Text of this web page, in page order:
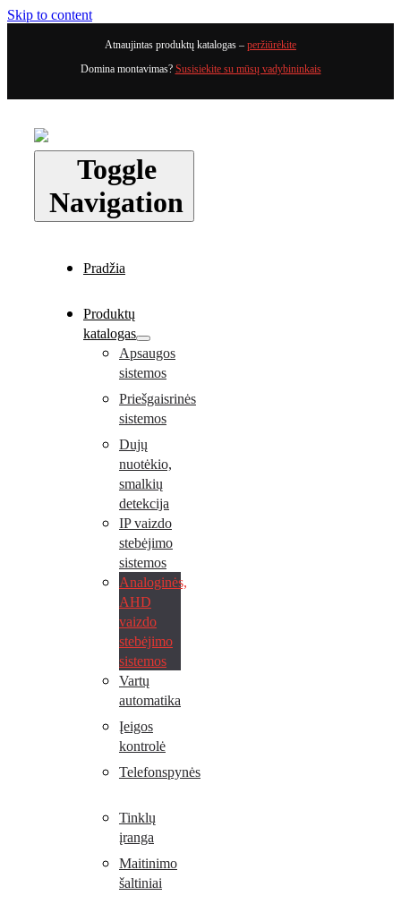
Skip to content
Atnaujintas produktų katalogas – peržiūrėkite
Domina montavimas? Susisiekite su mūsų vadybininkais
Toggle
Navigation
Pradžia
Produktų
katalogas
Apsaugos
sistemos
Priešgaisrinės
sistemos
Dujų
nuotėkio,
smalkių
detekcija
IP vaizdo
stebėjimo
sistemos
Analoginės,
AHD
vaizdo
stebėjimo
sistemos
Vartų
automatika
Įeigos
kontrolė
Telefonspynės
Tinklų
įranga
Maitinimo
šaltiniai